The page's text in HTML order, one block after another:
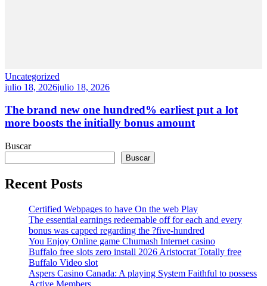
Uncategorized
julio 18, 2026julio 18, 2026
The brand new one hundred% earliest put a lot
more boosts the initially bonus amount
Buscar
Buscar
Recent Posts
Certified Webpages to have On the web Play
The essential earnings redeemable off for each and every
bonus was capped regarding the ?five-hundred
You Enjoy Online game Chumash Internet casino
Buffalo free slots zero install 2026 Aristocrat Totally free
Buffalo Video slot
Aspers Casino Canada: A playing System Faithful to possess
Active Members